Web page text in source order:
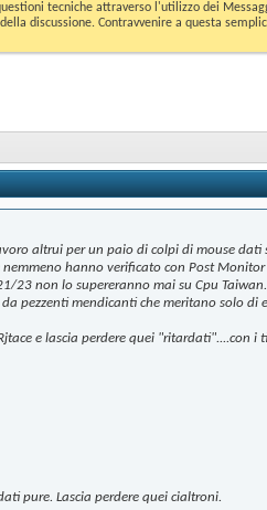
tecniche attraverso l'utilizzo dei
discussione. Contravvenire a questa
altrui per un paio di colpi di mouse
hanno verificato con Post Monitor
23 non lo supereranno mai su Cpu Taiwan.
pezzenti mendicanti che meritano solo di
e lascia perdere quei "ritardati"....con
pure. Lascia perdere quei cialtroni.